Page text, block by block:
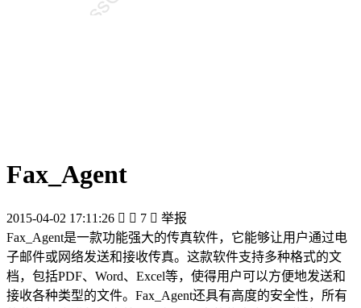
Fax_Agent
2015-04-02 17:11:26   7  举报
Fax_Agent是一款功能强大的传真软件，它能够让用户通过电
子邮件或网络发送和接收传真。这款软件支持多种格式的文
档，包括PDF、Word、Excel等，使得用户可以方便地发送和
接收各种类型的文件。Fax_Agent还具有高度的安全性，所有